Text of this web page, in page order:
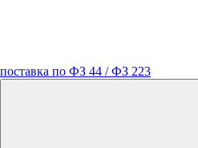
поставка по ФЗ 44 / ФЗ 223